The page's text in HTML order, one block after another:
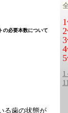
の必要本数について
る歯の状態が
1